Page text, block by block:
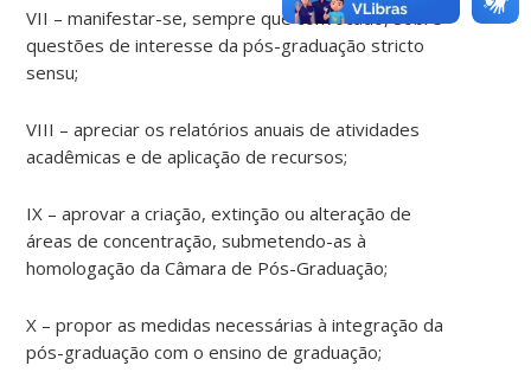
VII – manifestar-se, sempre que convocado, sobre
questões de interesse da pós-graduação stricto
sensu;
VIII – apreciar os relatórios anuais de atividades
acadêmicas e de aplicação de recursos;
IX – aprovar a criação, extinção ou alteração de
áreas de concentração, submetendo-as à
homologação da Câmara de Pós-Graduação;
X – propor as medidas necessárias à integração da
pós-graduação com o ensino de graduação;